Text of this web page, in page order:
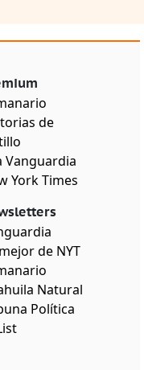
de
Vanguardia
York Times
de NYT
Natural
Política